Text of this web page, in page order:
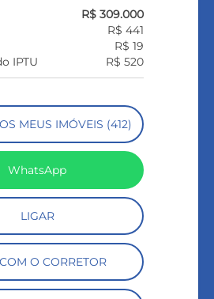
R$ 309.000
R$ 441
R$ 19
IPTU
R$ 520
MEUS IMÓVEIS (412)
WhatsApp
LIGAR
O CORRETOR